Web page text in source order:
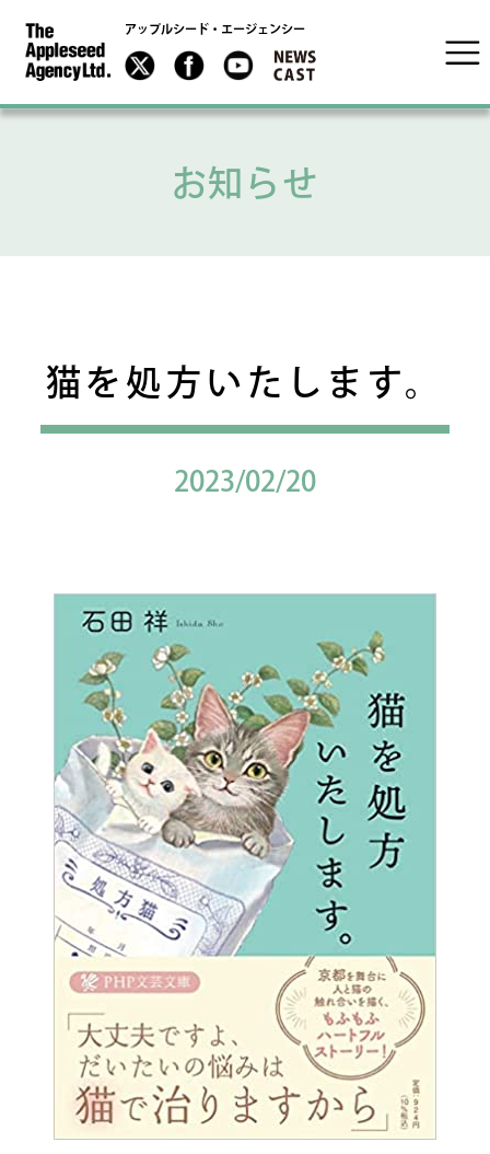
アップルシード・エージェンシー
お知らせ
猫を処方いたします。
2023/02/20